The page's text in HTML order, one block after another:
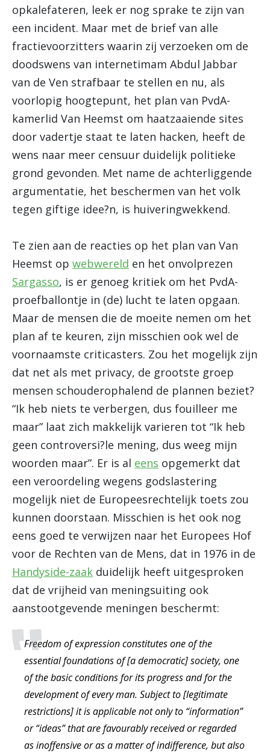
opkalefateren, leek er nog sprake te zijn van
een incident. Maar met de brief van alle
fractievoorzitters waarin zij verzoeken om de
doodswens van internetimam Abdul Jabbar
van de Ven strafbaar te stellen en nu, als
voorlopig hoogtepunt, het plan van PvdA-
kamerlid Van Heemst om haatzaaiende sites
door vadertje staat te laten hacken, heeft de
wens naar meer censuur duidelijk politieke
grond gevonden. Met name de achterliggende
argumentatie, het beschermen van het volk
tegen giftige idee?n, is huiveringwekkend.
Te zien aan de reacties op het plan van Van
Heemst op webwereld en het onvolprezen
Sargasso, is er genoeg kritiek om het PvdA-
proefballontje in (de) lucht te laten opgaan.
Maar de mensen die de moeite nemen om het
plan af te keuren, zijn misschien ook wel de
voornaamste criticasters. Zou het mogelijk zijn
dat net als met privacy, de grootste groep
mensen schouderophalend de plannen beziet?
“Ik heb niets te verbergen, dus fouilleer me
maar” laat zich makkelijk varieren tot “Ik heb
geen controversi?le mening, dus weeg mijn
woorden maar”. Er is al eens opgemerkt dat
een veroordeling wegens godslastering
mogelijk niet de Europeesrechtelijk toets zou
kunnen doorstaan. Misschien is het ook nog
eens goed te verwijzen naar het Europees Hof
voor de Rechten van de Mens, dat in 1976 in de
Handyside-zaak duidelijk heeft uitgesproken
dat de vrijheid van meningsuiting ook
aanstootgevende meningen beschermt:
Freedom of expression constitutes one of the
essential foundations of [a democratic] society, one
of the basic conditions for its progress and for the
development of every man. Subject to [legitimate
restrictions] it is applicable not only to “information”
or “ideas” that are favourably received or regarded
as inoffensive or as a matter of indifference, but also